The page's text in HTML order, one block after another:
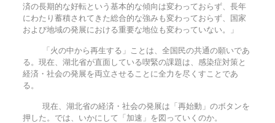
済の長期的な好転という基本的な傾向は変わっておらず、長年
にわたり蓄積されてきた総合的な強みも変わっておらず、国家
および地域の発展における重要な地位も変わっていない。」
「火の中から再生する」ことは、全国民の共通の願いであ
る。現在、湖北省が直面している喫緊の課題は、感染症対策と
経済・社会の発展を両立させることに全力を尽くすことであ
る。
現在、湖北省の経済・社会の発展は「再始動」のボタンを
押した。では、いかにして「加速」を図っていくのか。